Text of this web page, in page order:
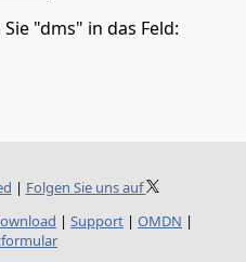
"dms" in das Feld:
| Folgen Sie uns auf
| Support | OMDN |